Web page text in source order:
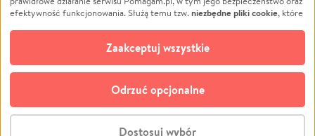
Projekty
Pogrzeb
Społeczność lokalna
Kultura
Podróż
Impreza
Ochrona środowiska
Biznes
© CROWDING SP. Z O.O.
efektywność funkcjonowania. Służą temu tzw.niezbędne pliki cookie, które
opcjonalnych plików cookie
technologii do celów analitycznych i retargetingowych. Możesz wyrazić
zgodę na ich stosowanie lub jej odmówić. W dowolnym momencie masz
możliwość zmiany swoich preferencji na stronie „Zarządzaj zgodami cookie”,
do której link znajdziesz w stopce serwisu Pomagam.pl. Opcjonalne pliki
cookie wykorzystywane są w następujących celach:
działanie serwisu Pomagam.pl. Dzięki nim możemy zrozumieć, jak
Dostosuj wybór
Odrzuć opcjonalne
Zaakceptuj wszystkie